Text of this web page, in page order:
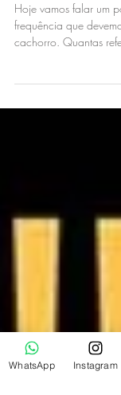
Quantas
Hoje vamos falar um
frequência que
WhatsApp Instagram